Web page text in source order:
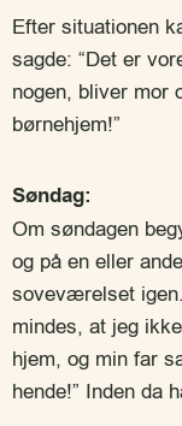
Efter situationen
sagde: “Det er
nogen, bliver mor
børnehjem!”
Søndag:
Om søndagen
og på en eller
soveværelset
mindes, at jeg
hjem, og min far
hende!” Inden da